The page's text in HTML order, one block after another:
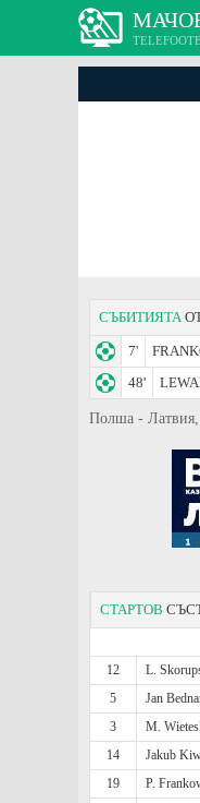
СЪБИТИЯТА
7'
48'
Полша - Латвия,
СТАРТОВ
12
L.
5
Jan
3
M.
14
Jakub
19
P.